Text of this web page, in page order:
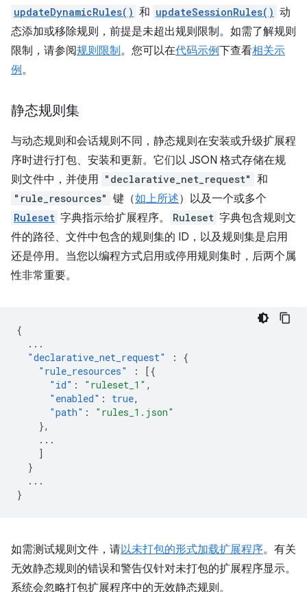
updateDynamicRules() 和 updateSessionRules() 动
态添加或移除规则，前提是未超出规则限制。如需了解规则
限制，请参阅规则限制。您可以在代码示例下查看相关示
例。
静态规则集
与动态规则和会话规则不同，静态规则在安装或升级扩展程
序时进行打包、安装和更新。它们以 JSON 格式存储在规
则文件中，并使用 "declarative_net_request" 和
"rule_resources" 键（如上所述）以及一个或多个
Ruleset 字典指示给扩展程序。 Ruleset 字典包含规则文
件的路径、文件中包含的规则集的 ID，以及规则集是启用
还是停用。当您以编程方式启用或停用规则集时，后两个属
性非常重要。
{
...
"declarative_net_request"
:
{
"rule_resources"
:
[{
"id" : "ruleset_1" ,
"enabled" : true,
"path" :
"rules_1.json"
},
...
]
}
...
}
如需测试规则文件，请以未打包的形式加载扩展程序。有关
无效静态规则的错误和警告仅针对未打包的扩展程序显示。
系统会忽略打包扩展程序中的无效静态规则。